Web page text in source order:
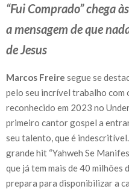
“Fui Comprado” chega
a mensagem de que
de Jesus
Marcos Freire segue se
pelo seu incrível trabalho
reconhecido em 2023 no
primeiro cantor gospel a
seu talento, que é
grande hit “Yahweh Se
que já tem mais de 40 milhões
prepara para disponibilizar a